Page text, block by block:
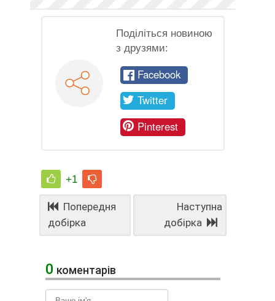
Поділіться новиною
з друзями:
Facebook
Twitter
Pinterest
+1
Попередня
добірка
Наступна
добірка
0 коментарів